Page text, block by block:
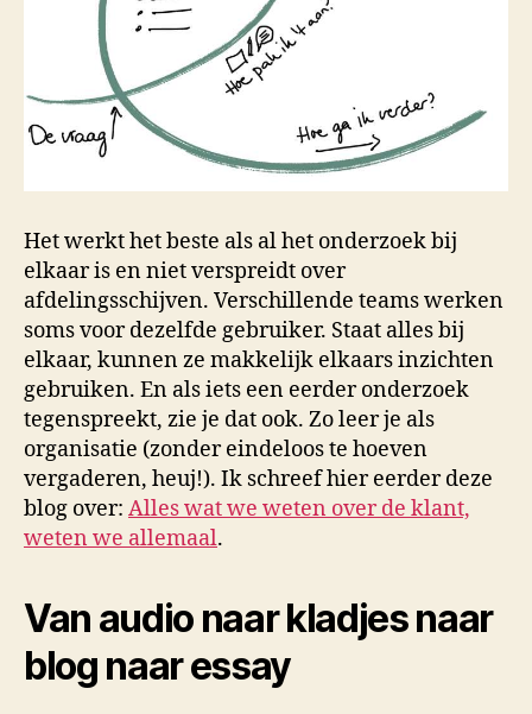
Het werkt het beste als al het onderzoek bij
elkaar is en niet verspreidt over
afdelingsschijven. Verschillende teams werken
soms voor dezelfde gebruiker. Staat alles bij
elkaar, kunnen ze makkelijk elkaars inzichten
gebruiken. En als iets een eerder onderzoek
tegenspreekt, zie je dat ook. Zo leer je als
organisatie (zonder eindeloos te hoeven
vergaderen, heuj!). Ik schreef hier eerder deze
blog over: Alles wat we weten over de klant,
weten we allemaal.
Van audio naar kladjes naar
blog naar essay